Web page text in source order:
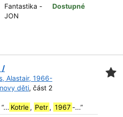
Fantastika -
JON
Dostupné
/
Alastair, 1966-
děti, část 2
“... Kotrle , Petr , 1967 -...”